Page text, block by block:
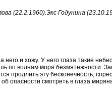
(22.2.1960).Экс Годунина
и хожу. У него глаза такие
волнам моря безмятежности.
продлить эту бесконечность,
опасности смотреть в глаза